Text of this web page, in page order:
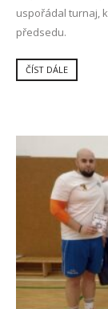
uspořádal turnaj,
předsedu.
ČÍST DÁLE